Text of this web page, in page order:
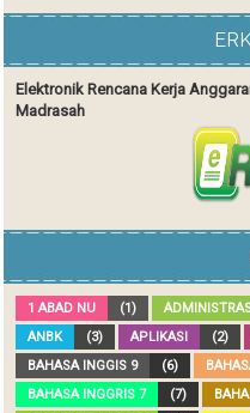
Elektronik Rencana Kerja
Madrasah
1 ABAD NU (1)
ANBK
(3) APLIKASI (2)
BAHASA INGGIS 9
(6)
BAHASA INGGRIS 7
(7)